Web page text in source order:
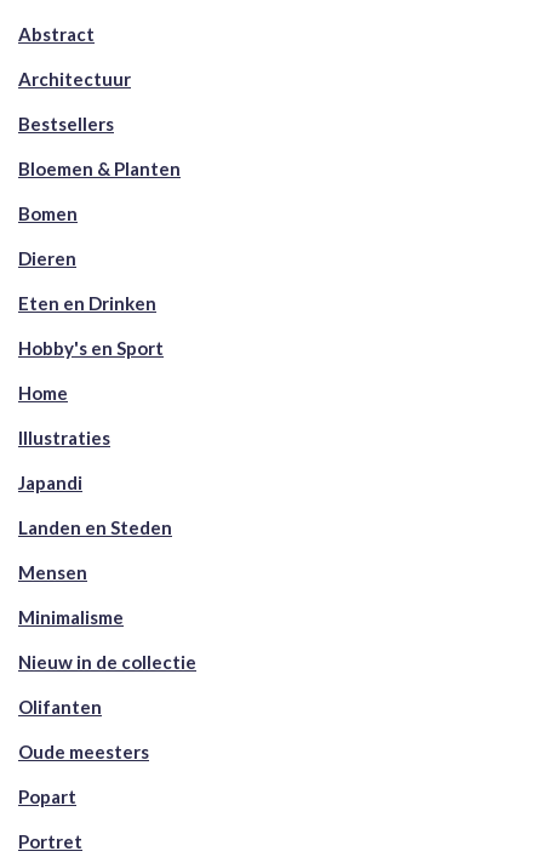
Abstract
Architectuur
Bestsellers
Bloemen & Planten
Bomen
Dieren
Eten en Drinken
Hobby's en Sport
Home
Illustraties
Japandi
Landen en Steden
Mensen
Minimalisme
Nieuw in de collectie
Olifanten
Oude meesters
Popart
Portret